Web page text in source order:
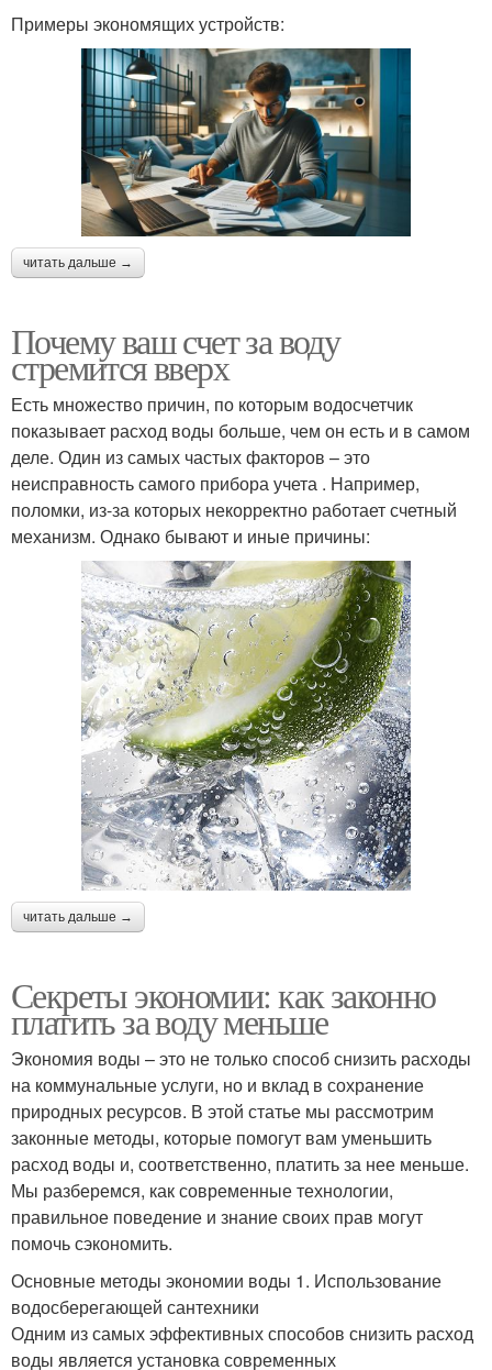
Примеры экономящих устройств:
читать дальше →
Почему ваш счет за воду
стремится вверх
Есть множество причин, по которым водосчетчик
показывает расход воды больше, чем он есть и в самом
деле. Один из самых частых факторов – это
неисправность самого прибора учета . Например,
поломки, из-за которых некорректно работает счетный
механизм. Однако бывают и иные причины:
читать дальше →
Секреты экономии: как законно
платить за воду меньше
Экономия воды – это не только способ снизить расходы
на коммунальные услуги, но и вклад в сохранение
природных ресурсов. В этой статье мы рассмотрим
законные методы, которые помогут вам уменьшить
расход воды и, соответственно, платить за нее меньше.
Мы разберемся, как современные технологии,
правильное поведение и знание своих прав могут
помочь сэкономить.
Основные методы экономии воды 1. Использование
водосберегающей сантехники
Одним из самых эффективных способов снизить расход
воды является установка современных